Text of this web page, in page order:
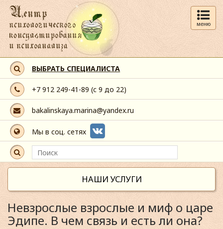
меню
ВЫБРАТЬ СПЕЦИАЛИСТА
+7 912 249-41-89 (с 9 до 22)
bakalinskaya.marina@yandex.ru
Мы в соц. сетях
НАШИ УСЛУГИ
Невзрослые взрослые и миф о царе
Эдипе. В чем связь и есть ли она?